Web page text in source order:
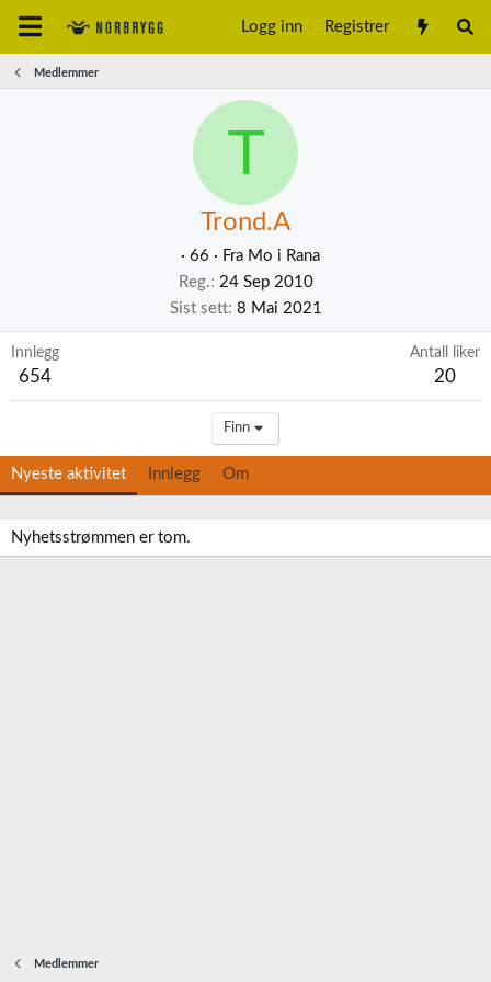
Logg inn Registrer
Medlemmer
T
Trond.A
· 66 · Fra Mo i Rana
Reg. 24 Sep 2010
Sist sett 8 Mai 2021
Innlegg
654
Antall liker
20
Finn
Nyeste aktivitet Innlegg Om
Nyhetsstrømmen er tom.
Medlemmer